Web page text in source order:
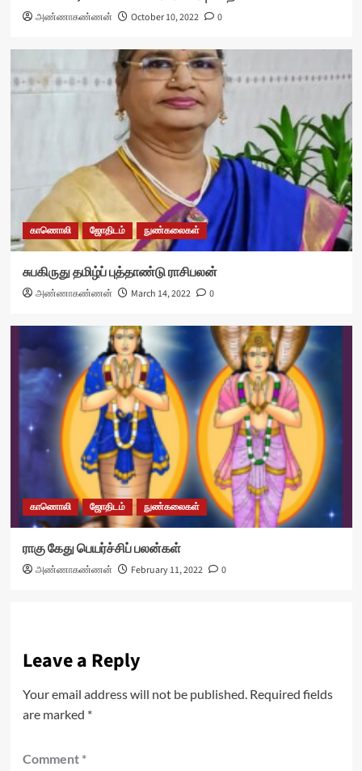
அண்ணாகண்ணன் October 10, 2022 0
காணொலி ஜோதிடம் நுண்கலைகள்
சுபகிருது தமிழ்ப் புத்தாண்டு ராசிபலன்
அண்ணாகண்ணன் March 14, 2022 0
காணொலி ஜோதிடம் நுண்கலைகள்
ராகு கேது பெயர்ச்சிப் பலன்கள்
அண்ணாகண்ணன் February 11, 2022 0
Leave a Reply
Your email address will not be published. Required fields
are marked *
Comment *